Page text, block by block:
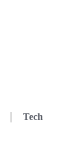
Tech